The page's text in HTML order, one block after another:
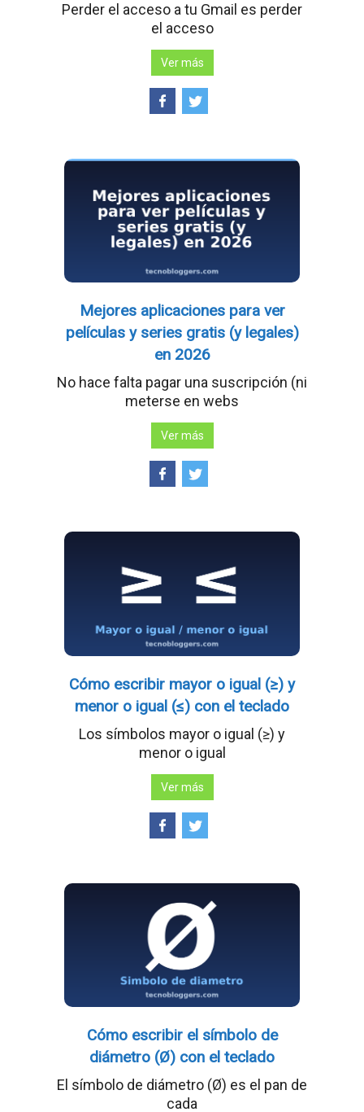
Perder el acceso a tu Gmail es perder
el acceso
Ver más
Mejores aplicaciones para ver
películas y series gratis (y legales)
en 2026
No hace falta pagar una suscripción (ni
meterse en webs
Ver más
Cómo escribir mayor o igual (≥) y
menor o igual (≤) con el teclado
Los símbolos mayor o igual (≥) y
menor o igual
Ver más
Cómo escribir el símbolo de
diámetro (Ø) con el teclado
El símbolo de diámetro (Ø) es el pan de
cada